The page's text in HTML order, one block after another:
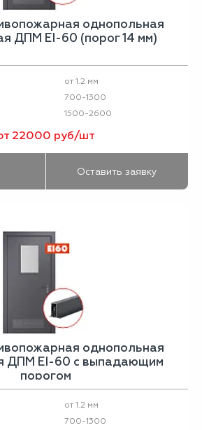
однопольная
ДПМ EI-60 (порог 14 мм)
от 1.2 мм
700-1300
1500-2600
22000 руб/шт
Оставить заявку
однопольная
ДПМ EI-60 с выпадающим
порогом
от 1.2 мм
700-1300